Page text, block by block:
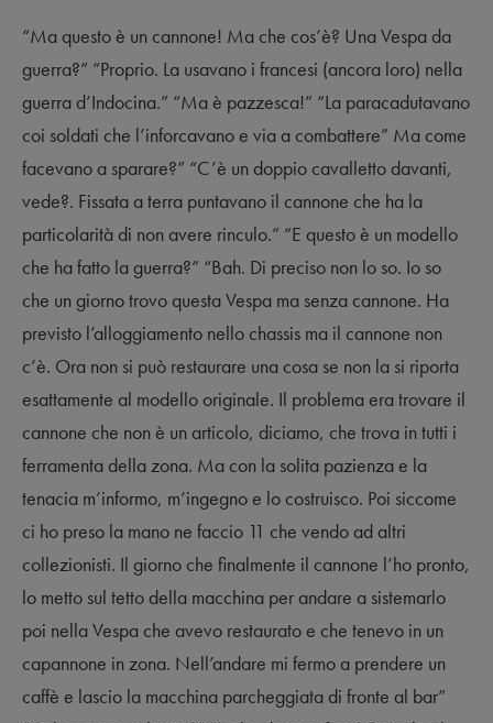
“Ma questo è un cannone! Ma che cos’è? Una Vespa da
guerra?” ”Proprio. La usavano i francesi (ancora loro) nella
guerra d’Indocina.” “Ma è pazzesca!” “La paracadutavano
coi soldati che l’inforcavano e via a combattere” Ma come
facevano a sparare?” “C’è un doppio cavalletto davanti,
vede?. Fissata a terra puntavano il cannone che ha la
particolarità di non avere rinculo.” “E questo è un modello
che ha fatto la guerra?” “Bah. Di preciso non lo so. Io so
che un giorno trovo questa Vespa ma senza cannone. Ha
previsto l’alloggiamento nello chassis ma il cannone non
c’è. Ora non si può restaurare una cosa se non la si riporta
esattamente al modello originale. Il problema era trovare il
cannone che non è un articolo, diciamo, che trova in tutti i
ferramenta della zona. Ma con la solita pazienza e la
tenacia m’informo, m’ingegno e lo costruisco. Poi siccome
ci ho preso la mano ne faccio 11 che vendo ad altri
collezionisti. Il giorno che finalmente il cannone l’ho pronto,
lo metto sul tetto della macchina per andare a sistemarlo
poi nella Vespa che avevo restaurato e che tenevo in un
capannone in zona. Nell’andare mi fermo a prendere un
caffè e lascio la macchina parcheggiata di fronte al bar”